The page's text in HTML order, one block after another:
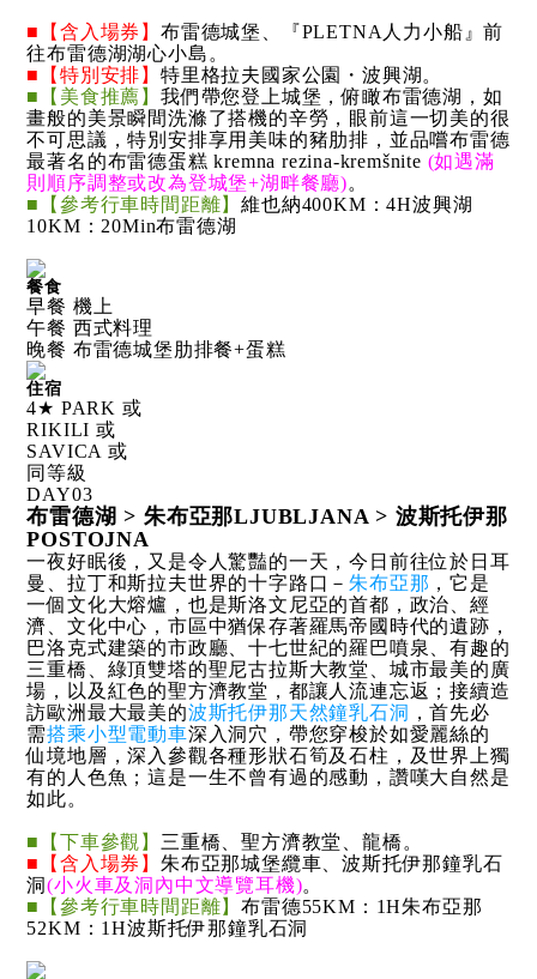
■【含入場券】布雷德城堡、『PLETNA人力小船』前
往布雷德湖湖心小島。
■【特別安排】特里格拉夫國家公園・波興湖。
■【美食推薦】我們帶您登上城堡，俯瞰布雷德湖，如
畫般的美景瞬間洗滌了搭機的辛勞，眼前這一切美的很
不可思議，特別安排享用美味的豬肋排，並品嚐布雷德
最著名的布雷德蛋糕 kremna rezina-kremšnite (如遇滿
則順序調整或改為登城堡+湖畔餐廳)。
■【參考行車時間距離】維也納400KM：4H波興湖
10KM：20Min布雷德湖
餐食
早餐 機上
午餐 西式料理
晚餐 布雷德城堡肋排餐+蛋糕
住宿
4★ PARK 或
RIKILI 或
SAVICA 或
同等級
DAY03
布雷德湖 > 朱布亞那LJUBLJANA > 波斯托伊那
POSTOJNA
一夜好眠後，又是令人驚豔的一天，今日前往位於日耳
曼、拉丁和斯拉夫世界的十字路口－朱布亞那 ，它是
一個文化大熔爐，也是斯洛文尼亞的首都，政治、經
濟、文化中心，市區中猶保存著羅馬帝國時代的遺跡，
巴洛克式建築的市政廳、十七世紀的羅巴噴泉、有趣的
三重橋、綠頂雙塔的聖尼古拉斯大教堂、城市最美的廣
場，以及紅色的聖方濟教堂，都讓人流連忘返；接續造
訪歐洲最大最美的波斯托伊那天然鐘乳石洞 ，首先必
需搭乘小型電動車深入洞穴，帶您穿梭於如愛麗絲的
仙境地層，深入參觀各種形狀石筍及石柱，及世界上獨
有的人色魚；這是一生不曾有過的感動，讚嘆大自然是
如此。
■【下車參觀】 三重橋、聖方濟教堂、龍橋。
■【含入場券】朱布亞那城堡纜車、波斯托伊那鐘乳石
洞(小火車及洞內中文導覽耳機)。
■【參考行車時間距離】布雷德55KM：1H朱布亞那
52KM：1H波斯托伊那鐘乳石洞